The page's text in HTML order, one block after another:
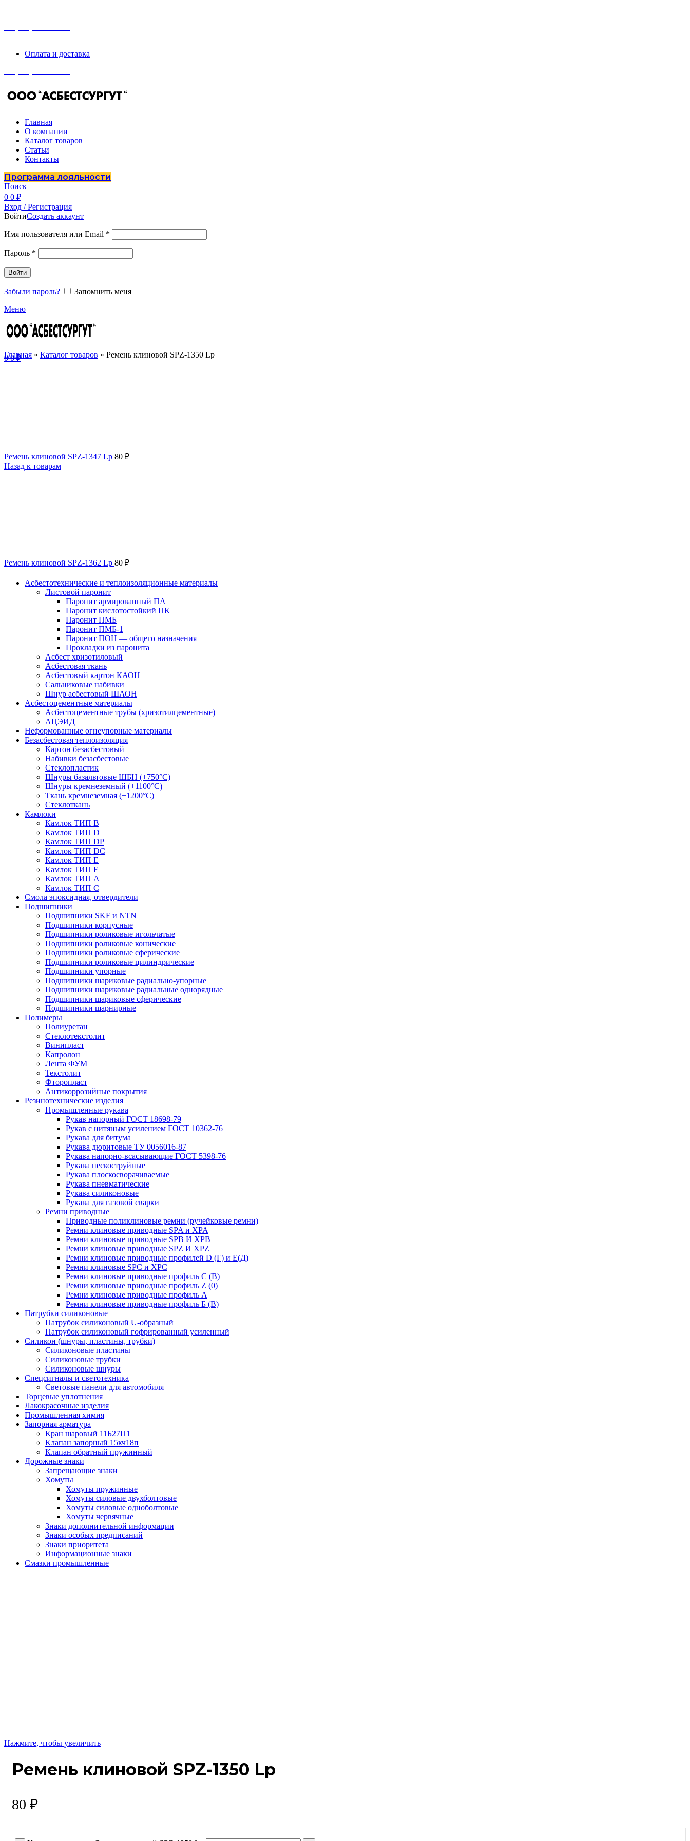
Оплата и доставка
Главная
О компании
Каталог товаров
Статьи
Контакты
Программа лояльности
Поиск
0 0 ₽
Вход / Регистрация
ВойтиСоздать аккаунт
Имя пользователя или Email *
Пароль *
Войти
Забыли пароль?
Запомнить меня
Меню
00₽
Главная » Каталог товаров » Ремень клиновой SPZ-1350 Lp
Ремень клиновой SPZ-1347 Lp 80 ₽
Назад к товарам
Ремень клиновой SPZ-1362 Lp 80 ₽
Асбестотехнические и теплоизоляционные материалы
Листовой паронит
Паронит армированный ПА
Паронит кислотостойкий ПК
Паронит ПМБ
Паронит ПМБ-1
Паронит ПОН — общего назначения
Прокладки из паронита
Асбест хризотиловый
Асбестовая ткань
Асбестовый картон КАОН
Сальниковые набивки
Шнур асбестовый ШАОН
Асбестоцементные материалы
Асбестоцементные трубы (хризотилцементные)
АЦЭИД
Неформованные огнеупорные материалы
Безасбестовая теплоизоляция
Картон безасбестовый
Набивки безасбестовые
Стеклопластик
Шнуры базальтовые ШБН (+750°С)
Шнуры кремнеземный (+1100°С)
Ткань кремнеземная (+1200°С)
Стеклоткань
Камлоки
Камлок ТИП B
Камлок ТИП D
Камлок ТИП DP
Камлок ТИП DС
Камлок ТИП E
Камлок ТИП F
Камлок ТИП А
Камлок ТИП С
Смола эпоксидная, отвердители
Подшипники
Подшипники SKF и NTN
Подшипники корпусные
Подшипники роликовые игольчатые
Подшипники роликовые конические
Подшипники роликовые сферические
Подшипники роликовые цилиндрические
Подшипники упорные
Подшипники шариковые радиально-упорные
Подшипники шариковые радиальные однорядные
Подшипники шариковые сферические
Подшипники шарнирные
Полимеры
Полиуретан
Стеклотекстолит
Винипласт
Капролон
Лента ФУМ
Текстолит
Фторопласт
Антикоррозийные покрытия
Резинотехнические изделия
Промышленные рукава
Рукав напорный ГОСТ 18698-79
Рукав с нитяным усилением ГОСТ 10362-76
Рукава для битума
Рукава дюритовые ТУ 0056016-87
Рукава напорно-всасывающие ГОСТ 5398-76
Рукава пескоструйные
Рукава плоскосворачиваемые
Рукава пневматические
Рукава силиконовые
Рукава для газовой сварки
Ремни приводные
Приводные поликлиновые ремни (ручейковые ремни)
Ремни клиновые приводные SPA и XPA
Ремни клиновые приводные SPB И XPB
Ремни клиновые приводные SPZ И XPZ
Ремни клиновые приводные профилей D (Г) и Е(Д)
Ремни клиновые SPC и XPC
Ремни клиновые приводные профиль C (В)
Ремни клиновые приводные профиль Z (0)
Ремни клиновые приводные профиль А
Ремни клиновые приводные профиль Б (B)
Патрубки силиконовые
Патрубок силиконовый U-образный
Патрубок силиконовый гофрированный усиленный
Силикон (шнуры, пластины, трубки)
Силиконовые пластины
Силиконовые трубки
Силиконовые шнуры
Спецсигналы и светотехника
Световые панели для автомобиля
Торцевые уплотнения
Лакокрасочные изделия
Промышленная химия
Запорная арматура
Кран шаровый 11Б27П1
Клапан запорный 15кч18п
Клапан обратный пружинный
Дорожные знаки
Запрещающие знаки
Хомуты
Хомуты пружинные
Хомуты силовые двухболтовые
Хомуты силовые одноболтовые
Хомуты червячные
Знаки дополнительной информации
Знаки особых предписаний
Знаки приоритета
Информационные знаки
Смазки промышленные
Нажмите, чтобы увеличить
Ремень клиновой SPZ-1350 Lp
80 ₽